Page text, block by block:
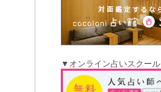
▼オンライン占いスクール